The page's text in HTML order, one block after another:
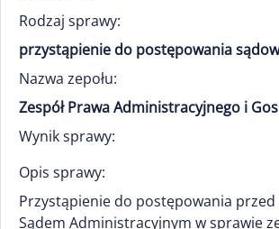
Rodzaj sprawy:
przystąpienie do postępowania
Nazwa zepołu:
Zespół Prawa Administracyjnego i
Wynik sprawy:
Opis sprawy:
Przystąpienie do postępowania przed
Sądem Administracyjnym w sprawie